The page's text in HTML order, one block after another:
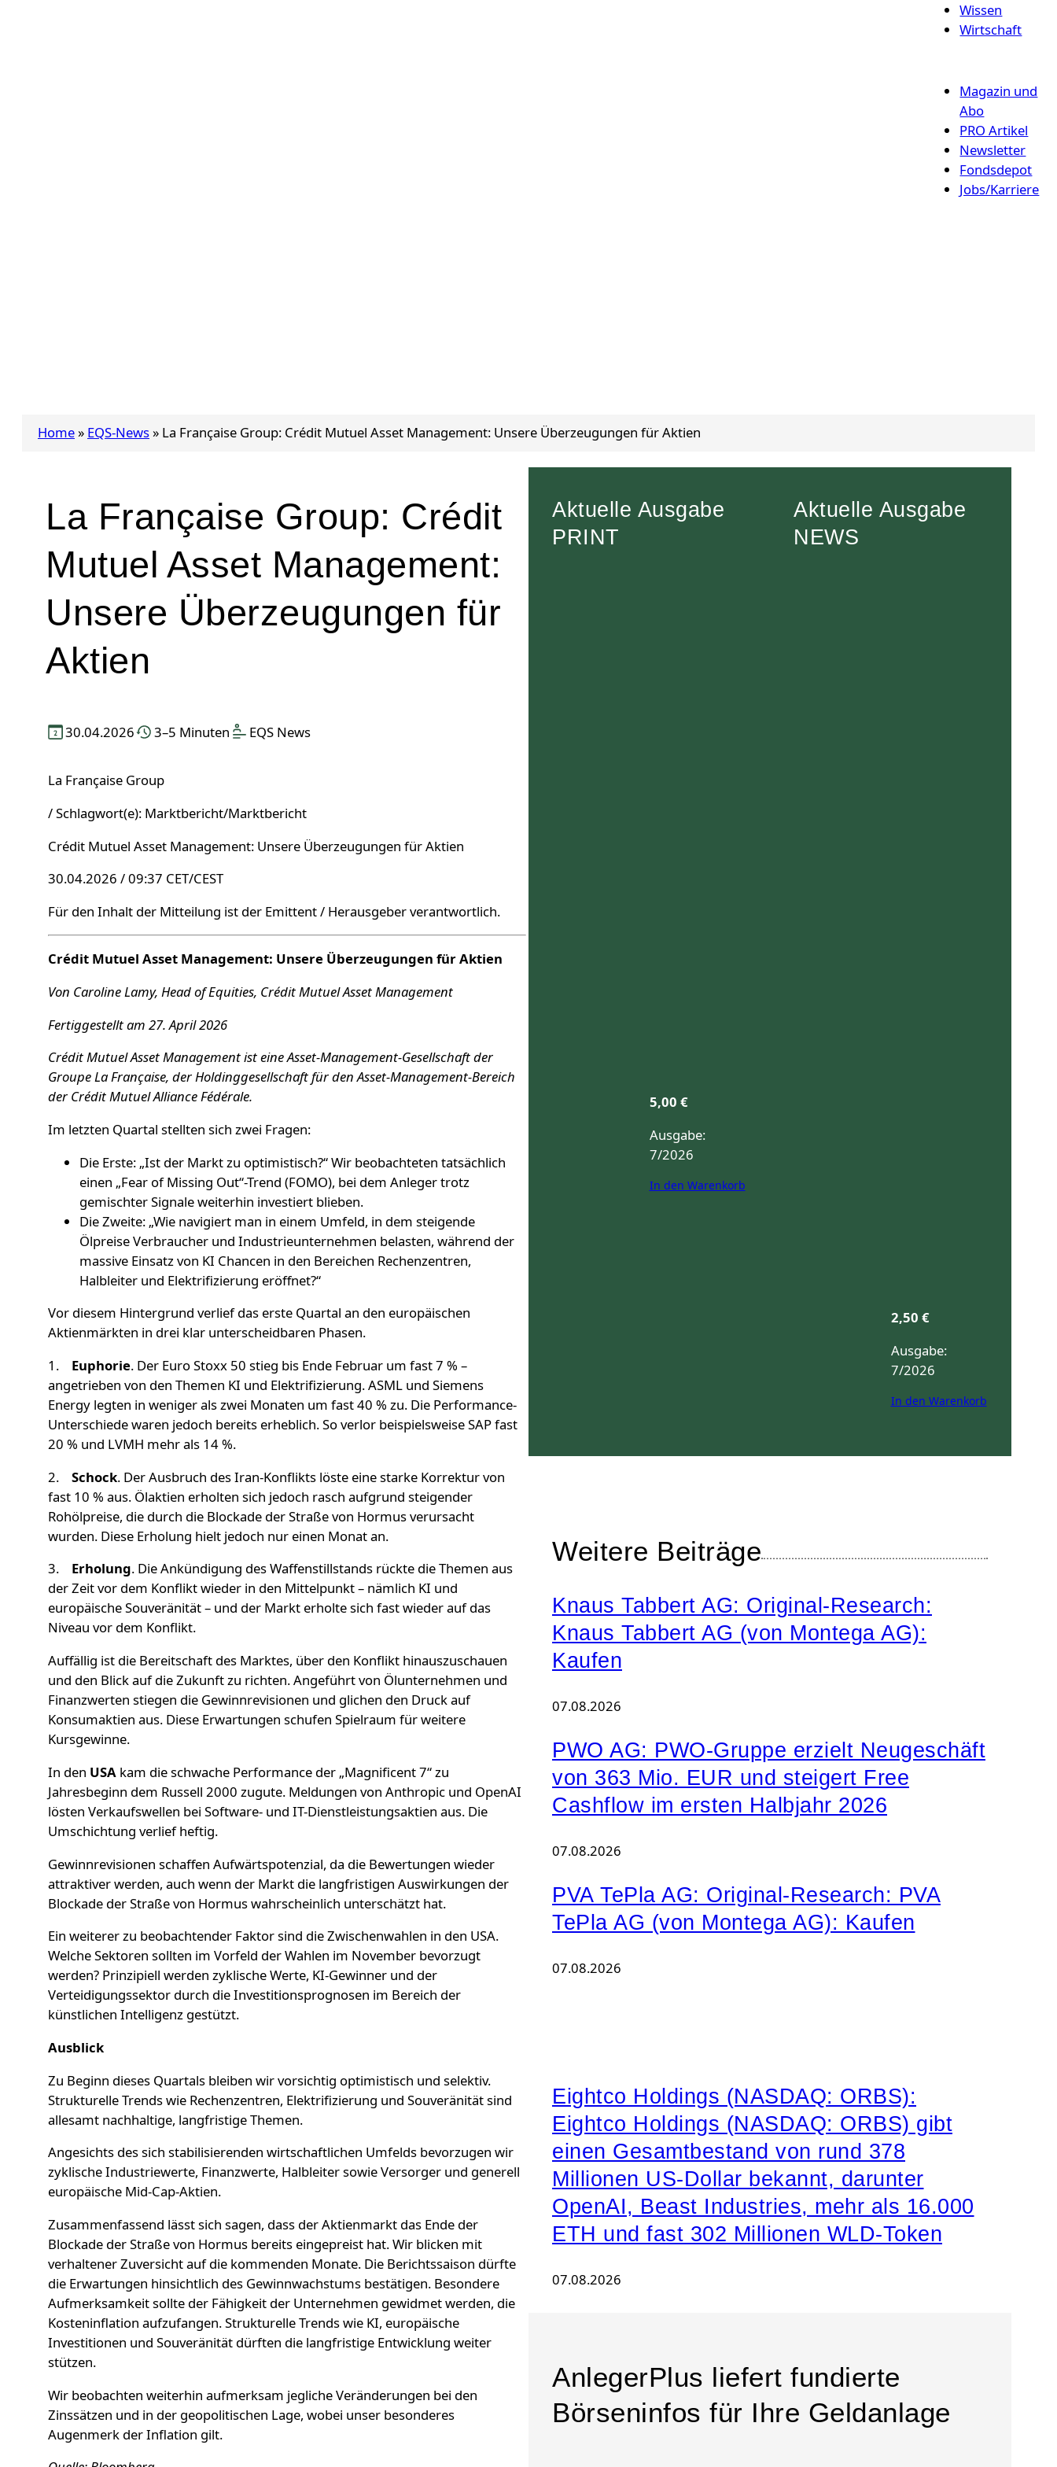
Wissen
Wirtschaft
Magazin und
Abo
PRO Artikel
Newsletter
Fondsdepot
Jobs/Karriere
Home» EQS-News» La Française Group: Crédit Mutuel Asset Management: Unsere Überzeugungen für Aktien
La Française Group: Crédit
Mutuel Asset Management:
Unsere Überzeugungen für
Aktien
30.04.2026 3–5 Minuten EQS News
La Française Group
/ Schlagwort(e): Marktbericht/Marktbericht
Crédit Mutuel Asset Management: Unsere Überzeugungen für Aktien
30.04.2026 / 09:37 CET/CEST
Für den Inhalt der Mitteilung ist der Emittent / Herausgeber verantwortlich.
Crédit Mutuel Asset Management: Unsere Überzeugungen für Aktien
Von Caroline Lamy, Head of Equities, Crédit Mutuel Asset Management
Fertiggestellt am 27. April 2026
Crédit Mutuel Asset Management ist eine Asset-Management-Gesellschaft der
Groupe La Française, der Holdinggesellschaft für den Asset-Management-Bereich
der Crédit Mutuel Alliance Fédérale.
Im letzten Quartal stellten sich zwei Fragen:
Die Erste: „Ist der Markt zu optimistisch?“ Wir beobachteten tatsächlich
einen „Fear of Missing Out“-Trend (FOMO), bei dem Anleger trotz
gemischter Signale weiterhin investiert blieben.
Die Zweite: „Wie navigiert man in einem Umfeld, in dem steigende
Ölpreise Verbraucher und Industrieunternehmen belasten, während der
massive Einsatz von KI Chancen in den Bereichen Rechenzentren,
Halbleiter und Elektrifizierung eröffnet?“
Vor diesem Hintergrund verlief das erste Quartal an den europäischen
Aktienmärkten in drei klar unterscheidbaren Phasen.
1. Euphorie. Der Euro Stoxx 50 stieg bis Ende Februar um fast 7 % –
angetrieben von den Themen KI und Elektrifizierung. ASML und Siemens
Energy legten in weniger als zwei Monaten um fast 40 % zu. Die Performance-
Unterschiede waren jedoch bereits erheblich. So verlor beispielsweise SAP fast
20 % und LVMH mehr als 14 %.
2. Schock. Der Ausbruch des Iran-Konflikts löste eine starke Korrektur von
fast 10 % aus. Ölaktien erholten sich jedoch rasch aufgrund steigender
Rohölpreise, die durch die Blockade der Straße von Hormus verursacht
wurden. Diese Erholung hielt jedoch nur einen Monat an.
3. Erholung. Die Ankündigung des Waffenstillstands rückte die Themen aus
der Zeit vor dem Konflikt wieder in den Mittelpunkt – nämlich KI und
europäische Souveränität – und der Markt erholte sich fast wieder auf das
Niveau vor dem Konflikt.
Auffällig ist die Bereitschaft des Marktes, über den Konflikt hinauszuschauen
und den Blick auf die Zukunft zu richten. Angeführt von Ölunternehmen und
Finanzwerten stiegen die Gewinnrevisionen und glichen den Druck auf
Konsumaktien aus. Diese Erwartungen schufen Spielraum für weitere
Kursgewinne.
In den USA kam die schwache Performance der „Magnificent 7“ zu
Jahresbeginn dem Russell 2000 zugute. Meldungen von Anthropic und OpenAI
lösten Verkaufswellen bei Software- und IT-Dienstleistungsaktien aus. Die
Umschichtung verlief heftig.
Gewinnrevisionen schaffen Aufwärtspotenzial, da die Bewertungen wieder
attraktiver werden, auch wenn der Markt die langfristigen Auswirkungen der
Blockade der Straße von Hormus wahrscheinlich unterschätzt hat.
Ein weiterer zu beobachtender Faktor sind die Zwischenwahlen in den USA.
Welche Sektoren sollten im Vorfeld der Wahlen im November bevorzugt
werden? Prinzipiell werden zyklische Werte, KI-Gewinner und der
Verteidigungssektor durch die Investitionsprognosen im Bereich der
künstlichen Intelligenz gestützt.
Ausblick
Zu Beginn dieses Quartals bleiben wir vorsichtig optimistisch und selektiv.
Strukturelle Trends wie Rechenzentren, Elektrifizierung und Souveränität sind
allesamt nachhaltige, langfristige Themen.
Angesichts des sich stabilisierenden wirtschaftlichen Umfelds bevorzugen wir
zyklische Industriewerte, Finanzwerte, Halbleiter sowie Versorger und generell
europäische Mid-Cap-Aktien.
Zusammenfassend lässt sich sagen, dass der Aktienmarkt das Ende der
Blockade der Straße von Hormus bereits eingepreist hat. Wir blicken mit
verhaltener Zuversicht auf die kommenden Monate. Die Berichtssaison dürfte
die Erwartungen hinsichtlich des Gewinnwachstums bestätigen. Besondere
Aufmerksamkeit sollte der Fähigkeit der Unternehmen gewidmet werden, die
Kosteninflation aufzufangen. Strukturelle Trends wie KI, europäische
Investitionen und Souveränität dürften die langfristige Entwicklung weiter
stützen.
Wir beobachten weiterhin aufmerksam jegliche Veränderungen bei den
Zinssätzen und in der geopolitischen Lage, wobei unser besonderes
Augenmerk der Inflation gilt.
Aktuelle Ausgabe
PRINT
5,00 €
Ausgabe:
7/2026
In den Warenkorb
Aktuelle Ausgabe
NEWS
2,50 €
Ausgabe:
7/2026
In den Warenkorb
Weitere Beiträge
Knaus Tabbert AG: Original-Research:
Knaus Tabbert AG (von Montega AG):
Kaufen
07.08.2026
PWO AG: PWO-Gruppe erzielt Neugeschäft
von 363 Mio. EUR und steigert Free
Cashflow im ersten Halbjahr 2026
07.08.2026
PVA TePla AG: Original-Research: PVA
TePla AG (von Montega AG): Kaufen
07.08.2026
Eightco Holdings (NASDAQ: ORBS):
Eightco Holdings (NASDAQ: ORBS) gibt
einen Gesamtbestand von rund 378
Millionen US-Dollar bekannt, darunter
OpenAI, Beast Industries, mehr als 16.000
ETH und fast 302 Millionen WLD-Token
07.08.2026
AnlegerPlus liefert fundierte
Börseninfos für Ihre Geldanlage